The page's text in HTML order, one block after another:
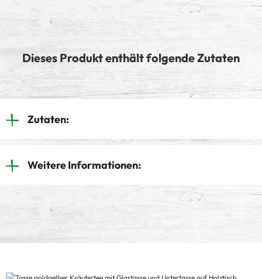
Dieses Produkt enthält folgende Zutaten
Zutaten:
Weitere Informationen: